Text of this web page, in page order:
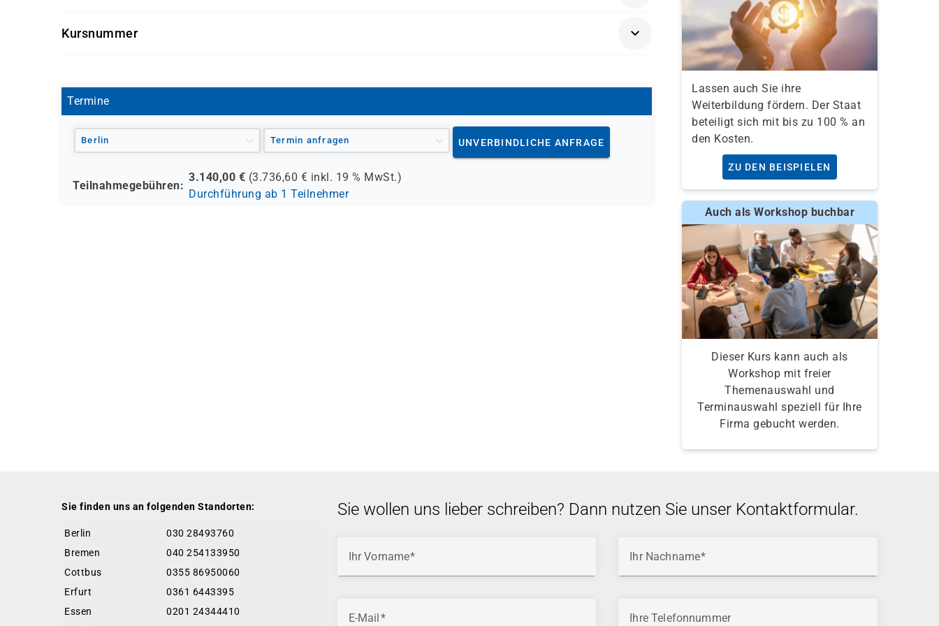
Cisco IP Phones
Cisco Webex Teams
Kursnummer
Termine
Berlin Termin anfragen UNVERBINDLICHE ANFRAGE
Teilnahmegebühren:
3.140,00 € (3.736,60 € inkl. 19 % MwSt.)
Durchführung ab 1 Teilnehmer
Lassen auch Sie ihre
Weiterbildung fördern. Der Staat
beteiligt sich mit bis zu 100 % an
den Kosten.
ZU DEN BEISPIELEN
Auch als Workshop buchbar
Dieser Kurs kann auch als
Workshop mit freier
Themenauswahl und
Terminauswahl speziell für Ihre
Firma gebucht werden.
Sie finden uns an folgenden Standorten:
Berlin
030 28493760
Bremen
040 254133950
Cottbus
0355 86950060
Erfurt
0361 6443395
Essen
0201 24344410
Sie wollen uns lieber schreiben? Dann nutzen Sie unser Kontaktformular.
Ihr Vorname Ihr Nachname
E-Mail Ihre Telefonnummer